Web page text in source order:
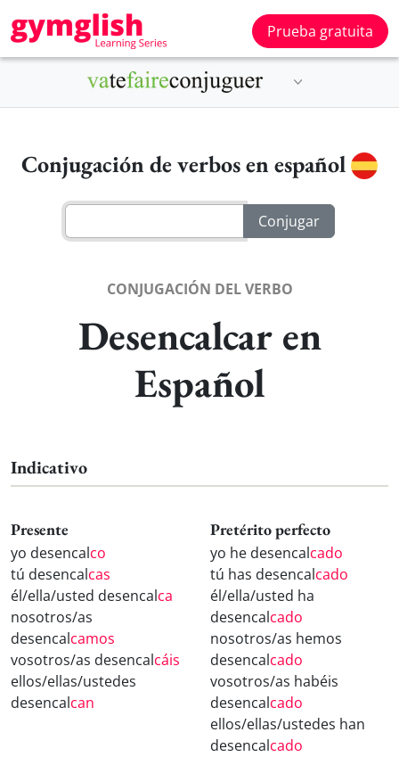
Prueba gratuita
Conjugación de verbos en español
CONJUGACIÓN DEL VERBO
Desencalcar en
Español
Indicativo
Presente
yo desencalco
tú desencalcas
él/ella/usted desencalca
nosotros/as
desencalcamos
vosotros/as desencalcáis
ellos/ellas/ustedes
desencalcan
Pretérito perfecto
yo he desencalcado
tú has desencalcado
él/ella/usted ha
desencalcado
nosotros/as hemos
desencalcado
vosotros/as habéis
desencalcado
ellos/ellas/ustedes han
desencalcado